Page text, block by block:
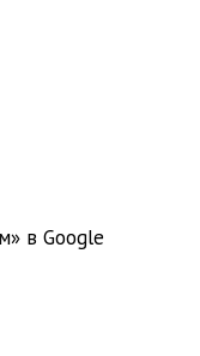
в Google